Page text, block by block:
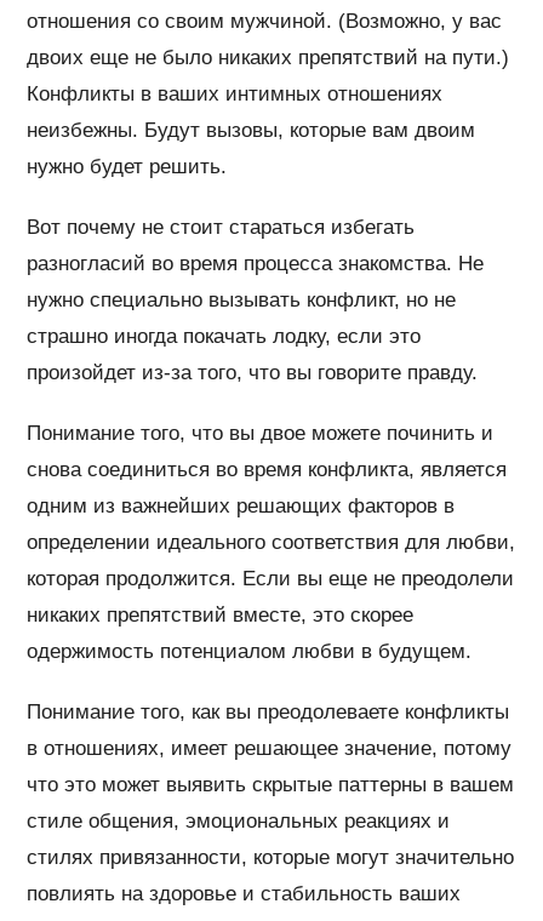
отношения со своим мужчиной. (Возможно, у вас
двоих еще не было никаких препятствий на пути.)
Конфликты в ваших интимных отношениях
неизбежны. Будут вызовы, которые вам двоим
нужно будет решить.
Вот почему не стоит стараться избегать
разногласий во время процесса знакомства. Не
нужно специально вызывать конфликт, но не
страшно иногда покачать лодку, если это
произойдет из-за того, что вы говорите правду.
Понимание того, что вы двое можете починить и
снова соединиться во время конфликта, является
одним из важнейших решающих факторов в
определении идеального соответствия для любви,
которая продолжится. Если вы еще не преодолели
никаких препятствий вместе, это скорее
одержимость потенциалом любви в будущем.
Понимание того, как вы преодолеваете конфликты
в отношениях, имеет решающее значение, потому
что это может выявить скрытые паттерны в вашем
стиле общения, эмоциональных реакциях и
стилях привязанности, которые могут значительно
повлиять на здоровье и стабильность ваших